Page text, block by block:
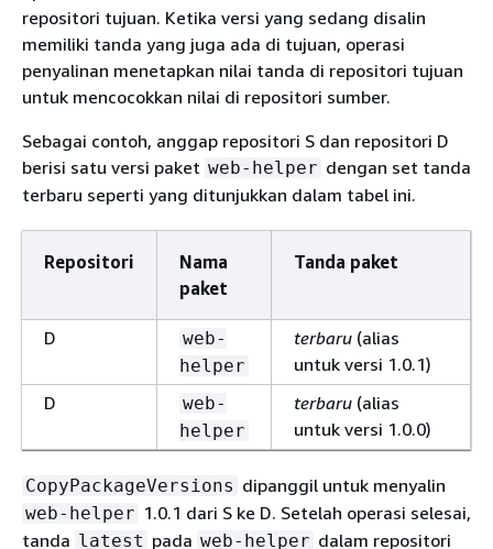
repositori tujuan. Ketika versi yang sedang disalin
memiliki tanda yang juga ada di tujuan, operasi
penyalinan menetapkan nilai tanda di repositori tujuan
untuk mencocokkan nilai di repositori sumber.
Sebagai contoh, anggap repositori S dan repositori D
berisi satu versi paket web-helper dengan set tanda
terbaru seperti yang ditunjukkan dalam tabel ini.
Repositori
Nama
paket
Tanda paket
D
web-
helper
terbaru (alias
untuk versi 1.0.1)
D
web-
helper
terbaru (alias
untuk versi 1.0.0)
CopyPackageVersions dipanggil untuk menyalin
web-helper 1.0.1 dari S ke D. Setelah operasi selesai,
tanda latest pada web-helper dalam repositori